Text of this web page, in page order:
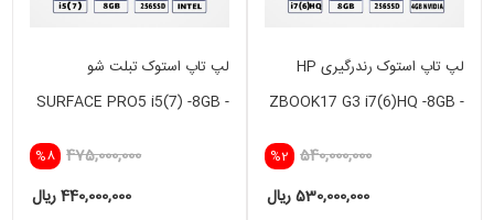
لپ تاپ استوک رندرگیری HP
ZBOOK17 G3 i7(6)HQ -8GB -
%2 540,000,000
530,000,000 ریال
لپ تاپ استوک تبلت شو
SURFACE PRO5 i5(7) -8GB -
%8 475,000,000
440,000,000 ریال